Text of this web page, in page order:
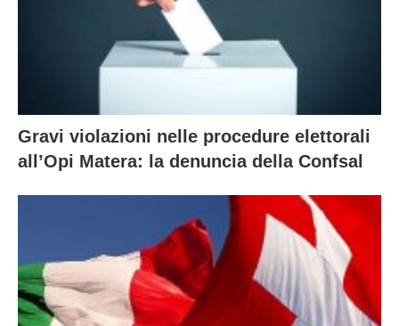
Gravi violazioni nelle procedure elettorali
all’Opi Matera: la denuncia della Confsal